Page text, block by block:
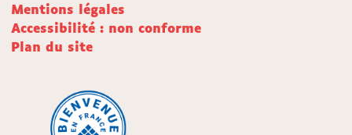
Mentions légales
Accessibilité : non conforme
Plan du site